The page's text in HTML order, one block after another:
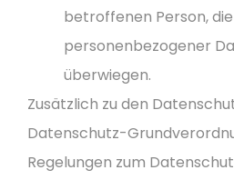
betroffenen Person,
personenbezogener
überwiegen.
Zusätzlich zu den
Datenschutz-
Regelungen zum